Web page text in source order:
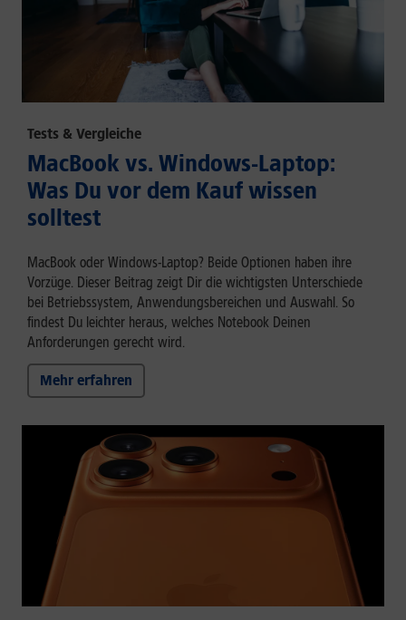
Tests & Vergleiche
MacBook vs. Windows-Laptop:
Was Du vor dem Kauf wissen
solltest
MacBook oder Windows-Laptop? Beide Optionen haben ihre
Vorzüge. Dieser Beitrag zeigt Dir die wichtigsten Unterschiede
bei Betriebssystem, Anwendungsbereichen und Auswahl. So
findest Du leichter heraus, welches Notebook Deinen
Anforderungen gerecht wird.
Mehr erfahren